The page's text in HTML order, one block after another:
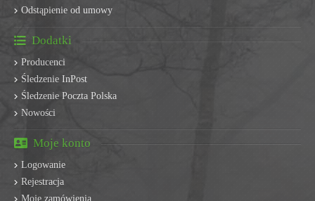
Odstąpienie od umowy
Dodatki
Producenci
Śledzenie InPost
Śledzenie Poczta Polska
Nowości
Moje konto
Logowanie
Rejestracja
Moje zamówienia